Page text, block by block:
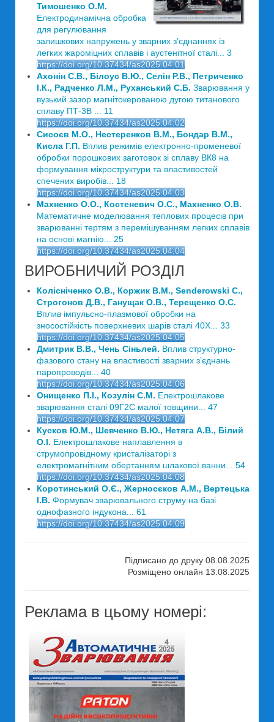
Тимошенко О.М.
Електродинамічна обробка
для регулювання
залишкових напружень у зварних з’єднаннях із
легких жароміцних сплавів і аустенітної сталі... 3
https://doi.org/10.37434/as2025.04.01
Ахонін С.В., Білоус В.Ю., Селін Р.В., Петриченко
І.К., Радченко Л.М., Руханський С.Б. Зварювання у
вузький зазор магнітокерованою дугою титанового
сплаву ПТ-3В ... 11
https://doi.org/10.37434/as2025.04.02
Сисоєв М.О., Нестеренков В.М., Бондар В.М.,
Кисла Г.П. Вплив режимів електронно-променевої
обробки порошкових заготовок зі сплаву ВК8 на
формування мікроструктури та властивостей
спечених виробів... 18
https://doi.org/10.37434/as2025.04.03
Махненко О.О., Костеневич О.С., Махненко О.В.
Математичне моделювання теплових процесів при
зварюванні тертям з перемішуванням легких сплавів
на основі магнію... 25
https://doi.org/10.37434/as2025.04.04
ВИРОБНИЧИЙ РОЗДІЛ
Колісніченко О.В., Коржик В.М., Senderowski C.,
Строгонов Д.В., Ганущак О.В., Терещенко О.С.
Вплив імпульсно-плазмової обробки на
зносостійкість поверхневих шарів сталі 40Х... 33
https://doi.org/10.37434/as2025.04.05
Дмитрик В.В., Чень Сіньлей. Вплив структурно-
фазового стану на властивості зварних з’єднань
паропроводів... 40
https://doi.org/10.37434/as2025.04.06
Онищенко П.І., Козулін С.М. Електрошлакове
зварювання сталі 09Г2С малої товщини... 47
https://doi.org/10.37434/as2025.04.07
Кусков Ю.М., Шевченко В.Ю., Нетяга А.В., Білий
О.І. Електрошлакове наплавлення в
струмопровідному кристалізаторі з
електромагнітним обертанням шлакової ванни... 54
https://doi.org/10.37434/as2025.04.08
Коротинський О.Є., Жерносєков А.М., Вертецька
І.В. Формувач зварювального струму на базі
однофазного індукона... 61
https://doi.org/10.37434/as2025.04.09
Підписано до друку 08.08.2025
Розміщено онлайн 13.08.2025
Реклама в цьому номері: